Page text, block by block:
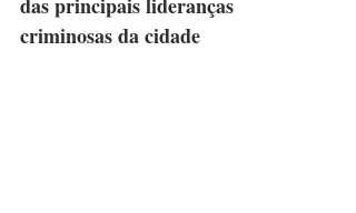
criminosas da cidade